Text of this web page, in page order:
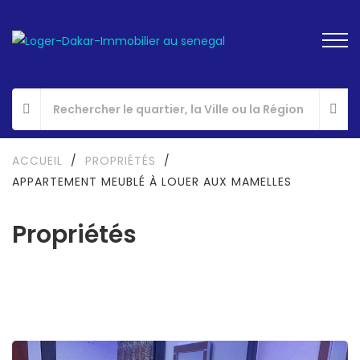
Propriétés
ACCUEIL / PROPRIÉTÉS
/
APPARTEMENT MEUBLÉ À LOUER AUX MAMELLES